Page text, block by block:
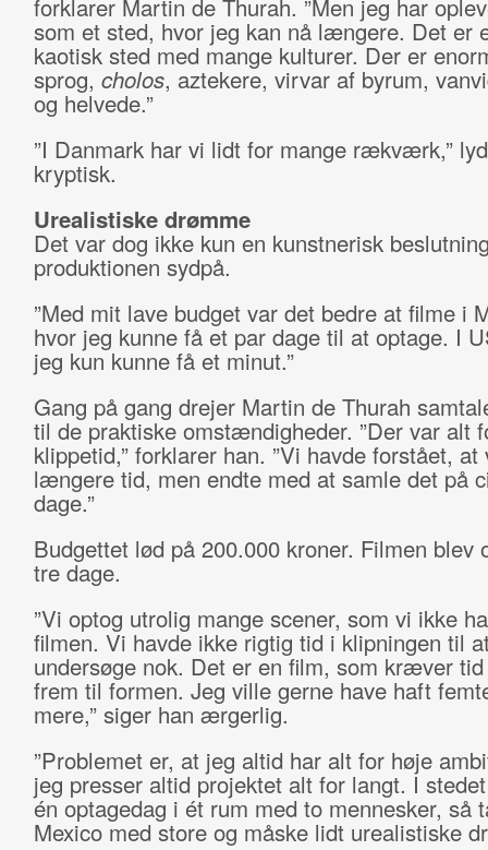
forklarer Martin de Thurah. ”Men jeg har
som et sted, hvor jeg kan nå længere. Det er
kaotisk sted med mange kulturer. Der er
sprog, cholos, aztekere, virvar af byrum,
og helvede.”
”I Danmark har vi lidt for mange rækværk,”
kryptisk.
Urealistiske drømme
Det var dog ikke kun en kunstnerisk
produktionen sydpå.
”Med mit lave budget var det bedre at filme i
hvor jeg kunne få et par dage til at optage. I
jeg kun kunne få et minut.”
Gang på gang drejer Martin de Thurah
til de praktiske omstændigheder. ”Der var alt
klippetid,” forklarer han. ”Vi havde forstået, at
længere tid, men endte med at samle det på
dage.”
Budgettet lød på 200.000 kroner. Filmen blev
tre dage.
”Vi optog utrolig mange scener, som vi ikke
filmen. Vi havde ikke rigtig tid i klipningen til
undersøge nok. Det er en film, som kræver
frem til formen. Jeg ville gerne have haft
mere,” siger han ærgerlig.
”Problemet er, at jeg altid har alt for høje
jeg presser altid projektet alt for langt. I
én optagedag i ét rum med to mennesker, så
Mexico med store og måske lidt urealistiske